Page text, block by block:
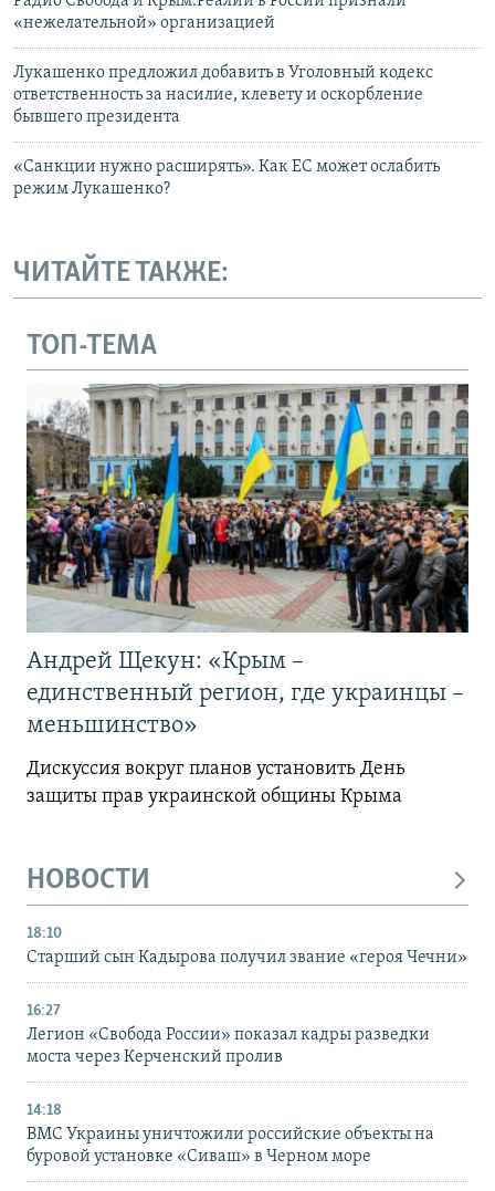
«нежелательной» организацией
Лукашенко предложил добавить в Уголовный кодекс
ответственность за насилие, клевету и оскорбление
бывшего президента
«Санкции нужно расширять». Как ЕС может ослабить
режим Лукашенко?
ЧИТАЙТЕ ТАКЖЕ:
ТОП-ТЕМА
Андрей Щекун: «Крым –
единственный регион, где украинцы –
меньшинство»
Дискуссия вокруг планов установить День
защиты прав украинской общины Крыма
НОВОСТИ
18:10
Старший сын Кадырова получил звание «героя Чечни»
16:27
Легион «Свобода России» показал кадры разведки
моста через Керченский пролив
14:18
ВМС Украины уничтожили российские объекты на
буровой установке «Сиваш» в Черном море